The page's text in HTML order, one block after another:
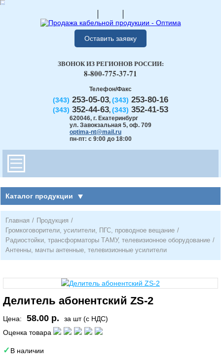
Оставить заявку
Телефон/Факс
(343) 253-05-03, (343) 253-80-16
(343) 352-44-63, (343) 352-41-53
620046, г. Екатеринбург
ул. Завокзальная 5, оф. 709
optima-nt@mail.ru
пн-пт: с 9:00 до 18:00
ЗВОНОК ИЗ РЕГИОНОВ РОССИИ:
8-800-775-37-71
Каталог продукции
Главная / Продукция /
Громкоговорители, усилители, ПГС, проводное вещание /
Радиостойки, трансформаторы ТАМУ, телевизионное оборудование /
Антенны, мачты антенные, телевизионные усилители
Делитель абонентский ZS-2
Цена: 58.00 р.
за шт (с НДС)
Оценка товара
В наличии